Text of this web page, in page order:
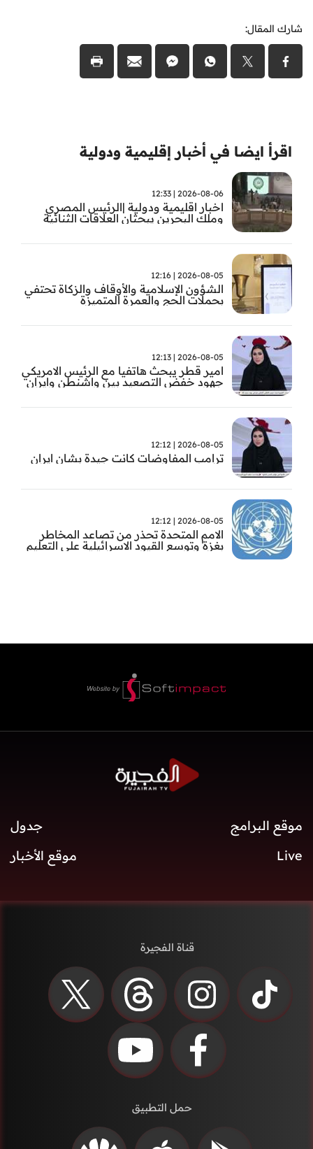
شارك المقال:
اقرأ ايضا في أخبار إقليمية ودولية
2026-08-06 | 12:33
اخبار اقليمية ودولية |الرئيس المصري
وملك البحرين يبحثان العلاقات الثنائية
2026-08-05 | 12:16
الشؤون الإسلامية والأوقاف والزكاة تحتفي
بحملات الحج والعمرة المتميزة
2026-08-05 | 12:13
امير قطر يبحث هاتفيا مع الرئيس الامريكي
جهود خفض التصعيد بين واشنطن وايران
2026-08-05 | 12:12
ترامب المفاوضات كانت جيدة بشان ايران
2026-08-05 | 12:12
الامم المتحدة تحذر من تصاعد المخاطر
بغزة وتوسع القيود الاسرائيلية على التعليم
موقع البرامج
جدول
Live
موقع الأخبار
قناة الفجيرة
حمل التطبيق